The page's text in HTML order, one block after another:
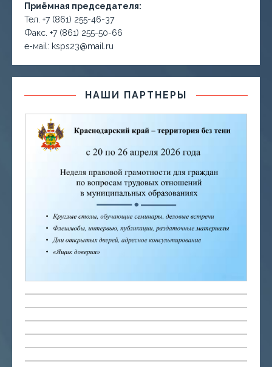
Приёмная председателя:
Тел. +7 (861) 255-46-37
Факс. +7 (861) 255-50-66
е-маil: ksps23@mail.ru
НАШИ ПАРТНЕРЫ